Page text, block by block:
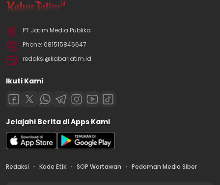
PT Jatim Media Publika
Phone: 081515846647
redaksi@kabarjatim.id
Ikuti Kami
Jelajahi Berita di Apps Kami
Redaksi Kode Etik SOP Wartawan Pedoman Media Siber